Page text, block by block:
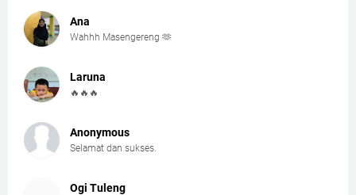
Ana
Wahhh Masengereng 🫶
Laruna
🔥🔥🔥
Anonymous
Selamat dan sukses.
Ogi Tuleng